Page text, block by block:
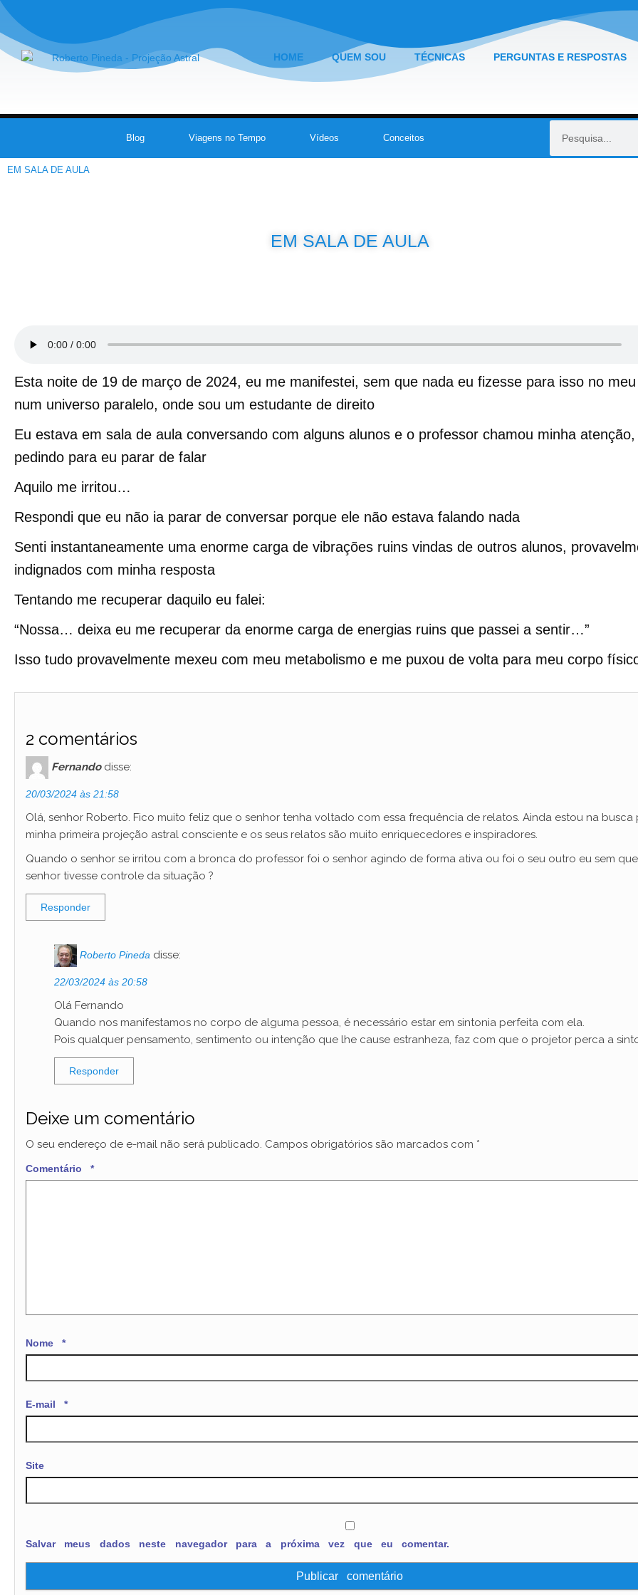
HOME QUEM SOU TÉCNICAS PERGUNTAS E RESPOSTAS
Blog Viagens no Tempo Vídeos Conceitos
EM SALA DE AULA
EM SALA DE AULA
Esta noite de 19 de março de 2024, eu me manifestei, sem que nada eu fizesse para isso no
num universo paralelo, onde sou um estudante de direito
Eu estava em sala de aula conversando com alguns alunos e o professor chamou minha atenção,
pedindo para eu parar de falar
Aquilo me irritou…
Respondi que eu não ia parar de conversar porque ele não estava falando nada
Senti instantaneamente uma enorme carga de vibrações ruins vindas de outros alunos,
indignados com minha resposta
Tentando me recuperar daquilo eu falei:
“Nossa… deixa eu me recuperar da enorme carga de energias ruins que passei a sentir…”
Isso tudo provavelmente mexeu com meu metabolismo e me puxou de volta para meu corpo
2 comentários
Fernando disse:
20/03/2024 às 21:58
Olá, senhor Roberto. Fico muito feliz que o senhor tenha voltado com essa frequência de relatos. Ainda estou na busca
minha primeira projeção astral consciente e os seus relatos são muito enriquecedores e inspiradores.
Quando o senhor se irritou com a bronca do professor foi o senhor agindo de forma ativa ou foi o seu outro eu sem
senhor tivesse controle da situação ?
Responder
Roberto Pineda disse:
22/03/2024 às 20:58
Olá Fernando
Quando nos manifestamos no corpo de alguma pessoa, é necessário estar em sintonia perfeita com ela.
Pois qualquer pensamento, sentimento ou intenção que lhe cause estranheza, faz com que o projetor perca a
Responder
Deixe um comentário
O seu endereço de e-mail não será publicado. Campos obrigatórios são marcados com *
Comentário*
Nome*
E-mail*
Site
Salvar meus dados neste navegador para a próxima vez que eu comentar.